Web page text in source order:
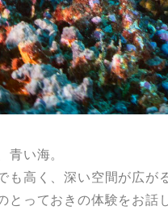
青い海。
も高く、深い空間が広がる
とっておきの体験をお話